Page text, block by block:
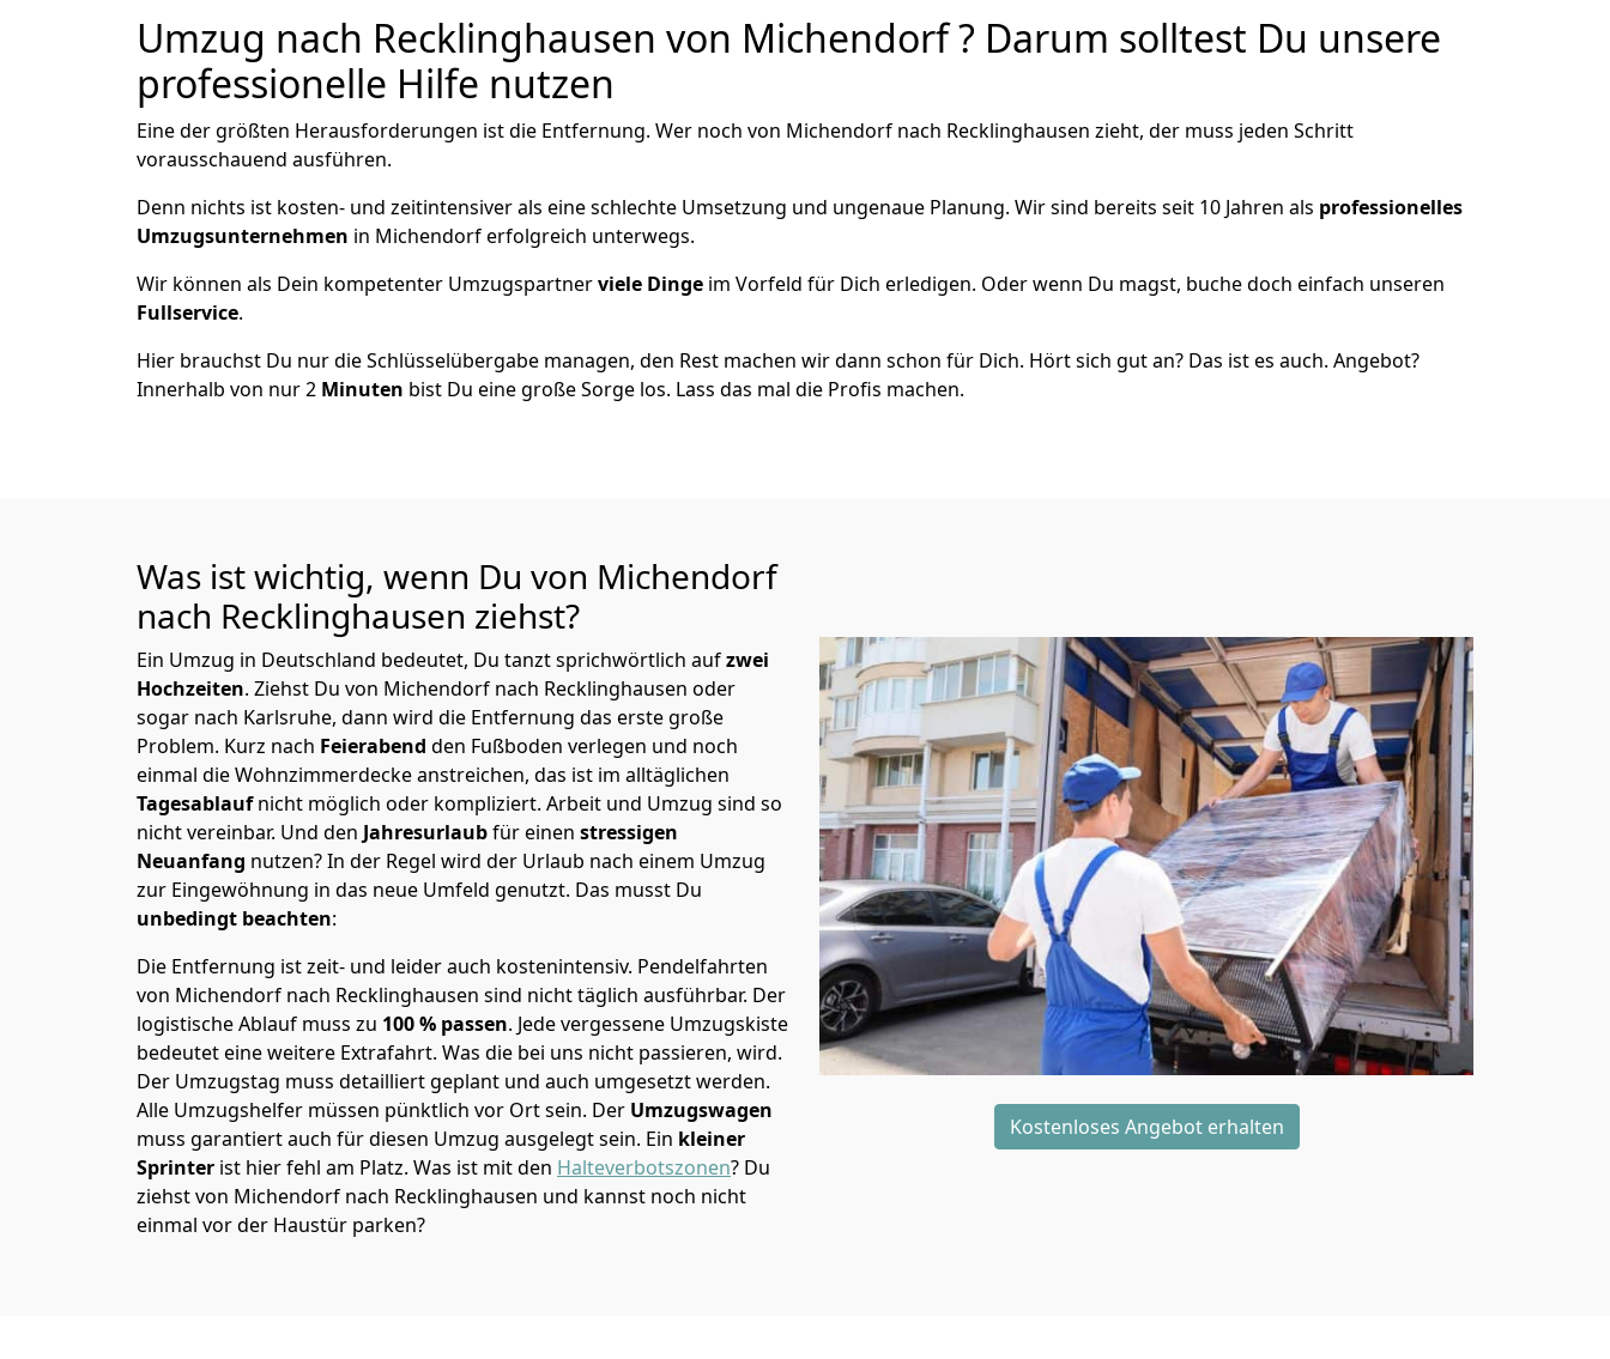
Umzug nach Recklinghausen von Michendorf ? Darum solltest Du unsere
professionelle Hilfe nutzen
Eine der größten Herausforderungen ist die Entfernung. Wer noch von Michendorf nach Recklinghausen zieht, der muss jeden Schritt
vorausschauend ausführen.
Denn nichts ist kosten- und zeitintensiver als eine schlechte Umsetzung und ungenaue Planung. Wir sind bereits seit 10 Jahren als professionelles
Umzugsunternehmen in Michendorf erfolgreich unterwegs.
Wir können als Dein kompetenter Umzugspartnerviele Dinge im Vorfeld für Dich erledigen. Oder wenn Du magst, buche doch einfach unseren
Fullservice.
Hier brauchst Du nur die Schlüsselübergabe managen, den Rest machen wir dann schon für Dich. Hört sich gut an? Das ist es auch. Angebot?
Innerhalb von nur 2 Minuten bist Du eine große Sorge los. Lass das mal die Profis machen.
Was ist wichtig, wenn Du von Michendorf
nach Recklinghausen ziehst?
Ein Umzug in Deutschland bedeutet, Du tanzt sprichwörtlich aufzwei
Hochzeiten. Ziehst Du von Michendorf nach Recklinghausen oder
sogar nach Karlsruhe, dann wird die Entfernung das erste große
Problem. Kurz nach Feierabend den Fußboden verlegen und noch
einmal die Wohnzimmerdecke anstreichen, das ist im alltäglichen
Tagesablaufnicht möglich oder kompliziert. Arbeit und Umzug sind so
nicht vereinbar. Und den Jahresurlaubfür einen stressigen
Neuanfang nutzen? In der Regel wird der Urlaub nach einem Umzug
zur Eingewöhnung in das neue Umfeld genutzt. Das musst Du
unbedingt beachten:
Die Entfernung ist zeit- und leider auch kostenintensiv. Pendelfahrten
von Michendorf nach Recklinghausen sind nicht täglich ausführbar. Der
logistische Ablauf muss zu 100 % passen. Jede vergessene Umzugskiste
bedeutet eine weitere Extrafahrt. Was die bei uns nicht passieren, wird.
Der Umzugstag muss detailliert geplant und auch umgesetzt werden.
Alle Umzugshelfer müssen pünktlich vor Ort sein. Der Umzugswagen
muss garantiert auch für diesen Umzug ausgelegt sein. Ein kleiner
Sprinter ist hier fehl am Platz. Was ist mit den Halteverbotszonen? Du
ziehst von Michendorf nach Recklinghausen und kannst noch nicht
einmal vor der Haustür parken?
Kostenloses Angebot erhalten